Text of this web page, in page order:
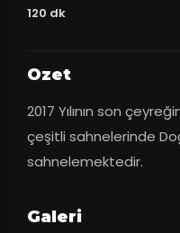
120 dk
Ozet
2017 Yılının son
çeşitli sahnelerinde
sahnelemektedir.
Galeri